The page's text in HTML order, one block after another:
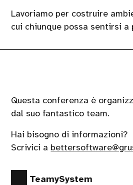
Lavoriamo per costruire
cui chiunque possa sentirsi a
Questa conferenza è
dal suo fantastico team.
Hai bisogno di informazioni?
Scrivici a
TeamySystem